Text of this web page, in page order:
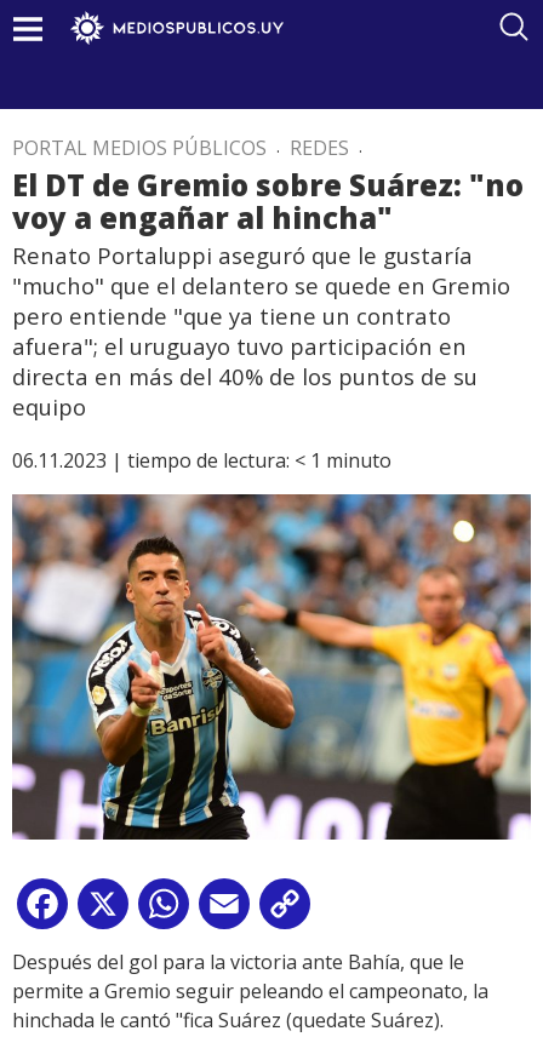
PORTAL MEDIOS PÚBLICOS . REDES .
El DT de Gremio sobre Suárez: "no
voy a engañar al hincha"
Renato Portaluppi aseguró que le gustaría
"mucho" que el delantero se quede en Gremio
pero entiende "que ya tiene un contrato
afuera"; el uruguayo tuvo participación en
directa en más del 40% de los puntos de su
equipo
06.11.2023 | tiempo de lectura: < 1 minuto
Facebook
X WhatsApp
Email
Link
Después del gol para la victoria ante Bahía, que le
permite a Gremio seguir peleando el campeonato, la
hinchada le cantó "fica Suárez (quedate Suárez).